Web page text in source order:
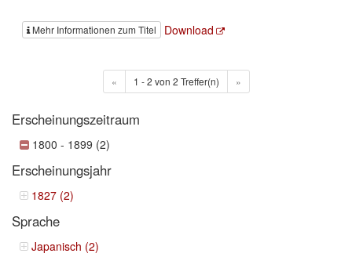
Mehr Informationen zum Titel Download
« 1 - 2 von 2 Treffer(n) »
Erscheinungszeitraum
1800 - 1899 (2)
Erscheinungsjahr
1827 (2)
Sprache
Japanisch (2)